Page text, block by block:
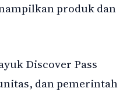
produk dan
Discover Pass
dan pemerintah